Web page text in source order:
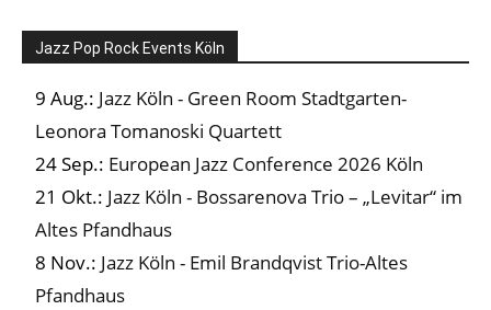
Jazz Pop Rock Events Köln
9 Aug.: Jazz Köln - Green Room Stadtgarten-
Leonora Tomanoski Quartett
24 Sep.: European Jazz Conference 2026 Köln
21 Okt.: Jazz Köln - Bossarenova Trio – „Levitar“ im
Altes Pfandhaus
8 Nov.: Jazz Köln - Emil Brandqvist Trio-Altes
Pfandhaus